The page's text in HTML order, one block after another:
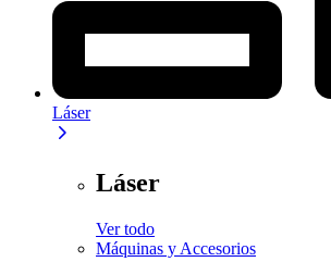
Láser
Láser
Ver todo
Máquinas y Accesorios